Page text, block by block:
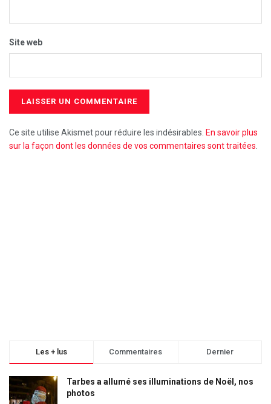
Site web
Ce site utilise Akismet pour réduire les indésirables. En savoir plus
sur la façon dont les données de vos commentaires sont traitées.
Les + lus Commentaires Dernier
Tarbes a allumé ses illuminations de Noël, nos
photos